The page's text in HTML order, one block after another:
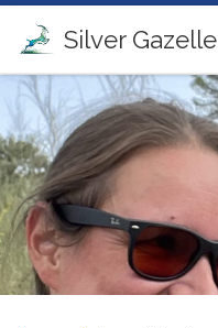
Ga naar inhoud
Silver Gazelle